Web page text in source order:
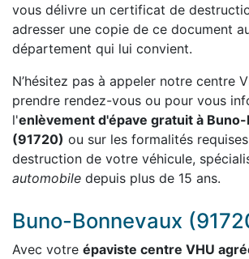
vous délivre un certificat de
adresser une copie de ce document
département qui lui convient.
N’hésitez pas à appeler notre centre
prendre rendez-vous ou pour vous
l'enlèvement d'épave gratuit à
(91720) ou sur les formalités
destruction de votre véhicule,
automobile depuis plus de 15 ans.
Buno-Bonnevaux
Avec votre épaviste centre VHU